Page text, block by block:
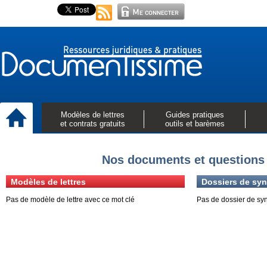
Modèles de lettres
et contrats gratuits
Guides pratiques
outils et barèmes
Nos documents et
Modèles de lettres
Pas de modèle de lettre avec ce mot clé
Dossiers de
Pas de dossier de